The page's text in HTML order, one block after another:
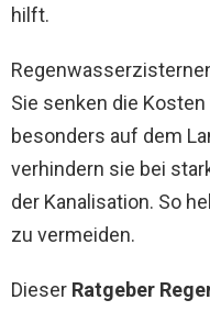
hilft.
Sie senken die
besonders auf dem
verhindern sie bei
der Kanalisation. So
zu vermeiden.
Dieser Ratgeber